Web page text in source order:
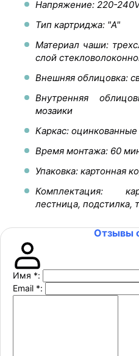
Напряжение: 220-
Тип картриджа: "A"
Материал чаши:
слой
Внешняя облицовка:
Внутренняя
мозаики
Каркас:
Время монтажа: 60
Упаковка: картонная
Комплектация:
лестница, подстилка,
Отзывы
Имя *:
Email *: